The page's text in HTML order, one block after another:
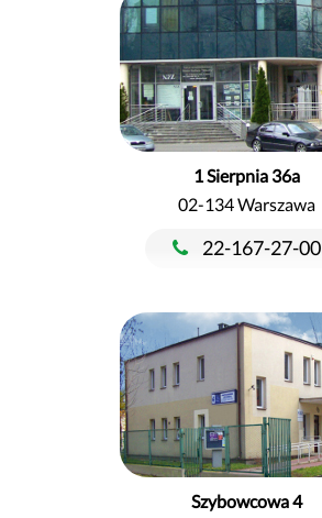
1 Sierpnia 36a
02-134 Warszawa
22-167-27-00
Szybowcowa 4